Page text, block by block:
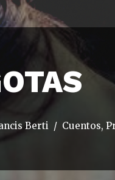
Berti Cuentos,